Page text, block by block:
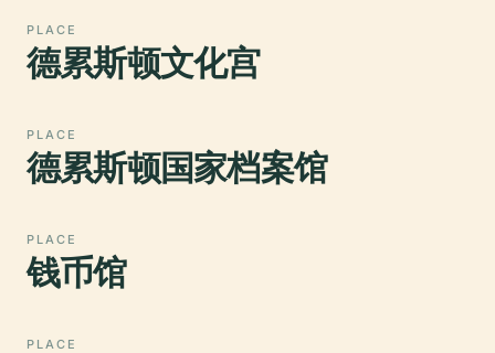
PLACE
德累斯顿文化宫
PLACE
德累斯顿国家档案馆
PLACE
钱币馆
PLACE